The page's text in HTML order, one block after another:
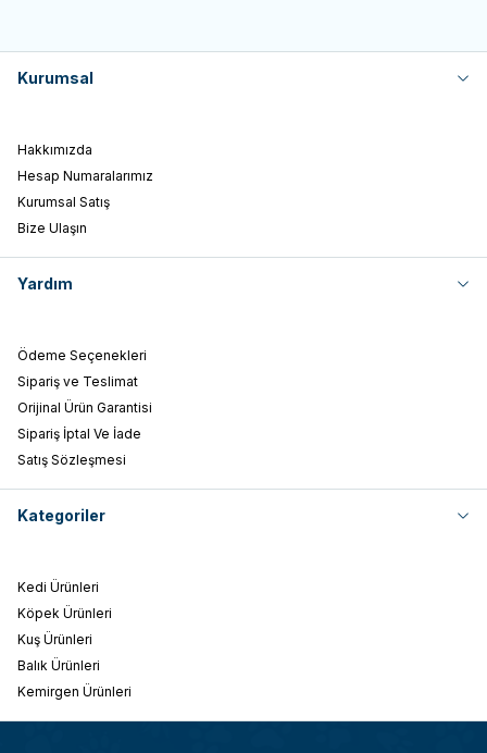
Kurumsal
Hakkımızda
Hesap Numaralarımız
Kurumsal Satış
Bize Ulaşın
Yardım
Ödeme Seçenekleri
Sipariş ve Teslimat
Orijinal Ürün Garantisi
Sipariş İptal Ve İade
Satış Sözleşmesi
Kategoriler
Kedi Ürünleri
Köpek Ürünleri
Kuş Ürünleri
Balık Ürünleri
Kemirgen Ürünleri